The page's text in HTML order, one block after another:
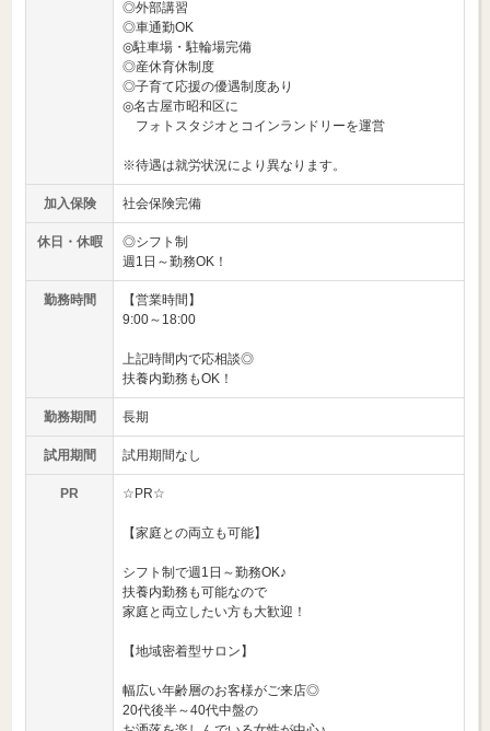
◎外部講習
◎車通勤OK
◎駐車場・駐輪場完備
◎産休育休制度
◎子育て応援の優遇制度あり
◎名古屋市昭和区に
フォトスタジオとコインランドリーを運営
※待遇は就労状況により異なります。
加入保険 社会保険完備
休日・休暇
◎シフト制
週1日～勤務OK！
勤務時間
【営業時間】
9:00～18:00
上記時間内で応相談◎
扶養内勤務もOK！
勤務期間 長期
試用期間 試用期間なし
PR ☆PR☆
【家庭との両立も可能】
シフト制で週1日～勤務OK♪
扶養内勤務も可能なので
家庭と両立したい方も大歓迎！
【地域密着型サロン】
幅広い年齢層のお客様がご来店◎
20代後半～40代中盤の